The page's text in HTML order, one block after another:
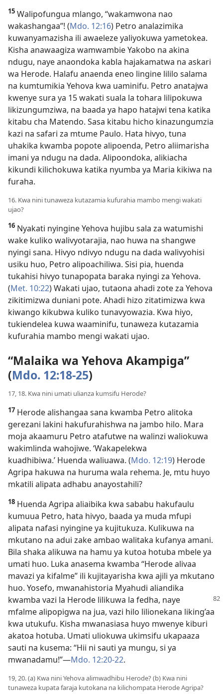
15 Walipofungua mlango, “wakamwona nao
wakashangaa”! (Mdo. 12:16) Petro analazimika
kuwanyamazisha ili awaeleze yaliyokuwa yametokea.
Kisha anawaagiza wamwambie Yakobo na akina
ndugu, naye anaondoka kabla hajakamatwa na askari
wa Herode. Halafu anaenda eneo lingine lililo salama
na kumtumikia Yehova kwa uaminifu. Petro anatajwa
kwenye sura ya 15 wakati suala la tohara lilipokuwa
likizungumziwa, na baada ya hapo hatajwi tena katika
kitabu cha Matendo. Sasa kitabu hicho kinazungumzia
kazi na safari za mtume Paulo. Hata hivyo, tuna
uhakika kwamba popote alipoenda, Petro aliimarisha
imani ya ndugu na dada. Alipoondoka, alikiacha
kikundi kilichokuwa katika nyumba ya Maria kikiwa na
furaha.
16. Kwa nini tunaweza kutazamia kufurahia mambo mengi wakati
ujao?
16 Nyakati nyingine Yehova hujibu sala za watumishi
wake kuliko walivyotarajia, nao huwa na shangwe
nyingi sana. Hivyo ndivyo ndugu na dada walivyohisi
usiku huo, Petro alipoachiliwa. Sisi pia, huenda
tukahisi hivyo tunapopata baraka nyingi za Yehova.
(Met. 10:22) Wakati ujao, tutaona ahadi zote za Yehova
zikitimizwa duniani pote. Ahadi hizo zitatimizwa kwa
kiwango kikubwa kuliko tunavyowazia. Kwa hiyo,
tukiendelea kuwa waaminifu, tunaweza kutazamia
kufurahia mambo mengi wakati ujao.
“Malaika wa Yehova Akampiga”
(Mdo. 12:18-25)
17, 18. Kwa nini umati ulianza kumsifu Herode?
17 Herode alishangaa sana kwamba Petro alitoka
gerezani lakini hakufurahishwa na jambo hilo. Mara
moja akaamuru Petro atafutwe na walinzi waliokuwa
wakimlinda wahojiwe. ‘Wakapelekwa
kuadhibiwa.’ Huenda waliuawa. (Mdo. 12:19) Herode
Agripa hakuwa na huruma wala rehema. Je, mtu huyo
mkatili alipata adhabu anayostahili?
18 Huenda Agripa aliaibika kwa sababu hakufaulu
kumuua Petro, hata hivyo, baada ya muda mfupi
alipata nafasi nyingine ya kujitukuza. Kulikuwa na
mkutano na adui zake ambao walitaka kufanya amani.
Bila shaka alikuwa na hamu ya kutoa hotuba mbele ya
umati huo. Luka anasema kwamba “Herode alivaa
mavazi ya kifalme” ili kujitayarisha kwa ajili ya mkutano
huo. Yosefo, mwanahistoria Myahudi aliandika
kwamba vazi la Herode lilikuwa la fedha, naye
mfalme alipopigwa na jua, vazi hilo lilionekana liking’aa
kwa utukufu. Kisha mwanasiasa huyo mwenye kiburi
akatoa hotuba. Umati uliokuwa ukimsifu ukapaaza
sauti na kusema: “Hii ni sauti ya mungu, si ya
mwanadamu!”​—Mdo. 12:20-22.
19, 20. (a) Kwa nini Yehova alimwadhibu Herode? (b) Kwa nini
tunaweza kupata faraja kutokana na kilichompata Herode Agripa?